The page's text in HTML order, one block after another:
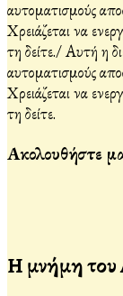
αυτοματισμούς
Χρειάζεται να
τη δείτε./Αυτή η
αυτοματισμούς
Χρειάζεται να
τη δείτε.
Ακολουθήστε
Η μνήμη του